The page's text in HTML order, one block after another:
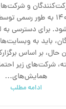
و
دندانپزشکی سال ۱۴۰۴ به
برای دسترسی
باید به
حال، بر اساس
شرکت‌های زیر
همایش‌های...
ادامه مطلب